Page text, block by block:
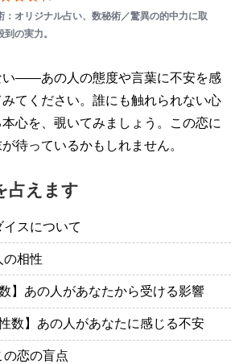
：オリジナル占い、数秘術／驚異の的中力に取
到の実力。
い――あの人の態度や言葉に不安を感
てください。誰にも触れられない心
心を、覗いてみましょう。この恋に
待っているかもしれません。
占えます
スについて
の相性
】あの人があなたから受ける影響
数】あの人があなたに感じる不安
恋の盲点